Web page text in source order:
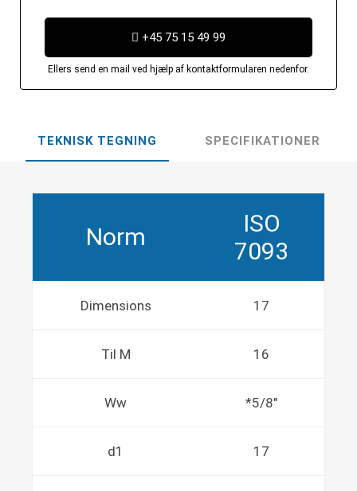
+45 75 15 49 99
Ellers send en mail ved hjælp af kontaktformularen nedenfor.
TEKNISK TEGNING SPECIFIKATIONER
Norm
ISO
7093
Dimensions 17
Til M 16
Ww *5/8"
d1 17